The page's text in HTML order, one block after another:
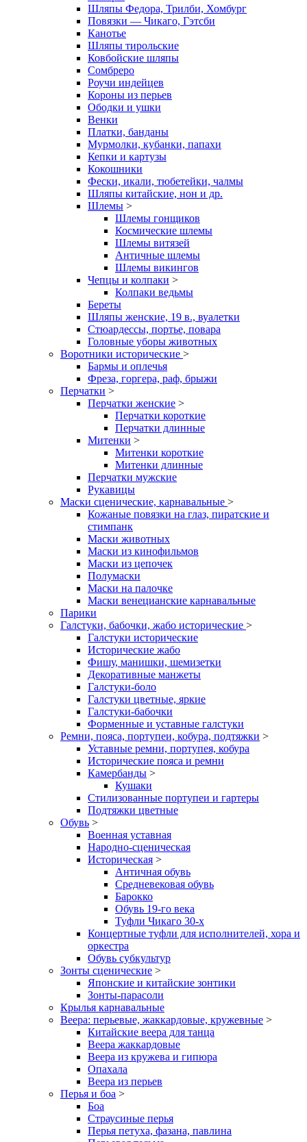
Шляпы Федора, Трилби, Хомбург
Повязки — Чикаго, Гэтсби
Канотье
Шляпы тирольские
Ковбойские шляпы
Сомбреро
Роучи индейцев
Короны из перьев
Ободки и ушки
Венки
Платки, банданы
Мурмолки, кубанки, папахи
Кепки и картузы
Кокошники
Фески, икали, тюбетейки, чалмы
Шляпы китайские, нон и др.
Шлемы >
Шлемы гонщиков
Космические шлемы
Шлемы витязей
Античные шлемы
Шлемы викингов
Чепцы и колпаки >
Колпаки ведьмы
Береты
Шляпы женские, 19 в., вуалетки
Стюардессы, портье, повара
Головные уборы животных
Воротники исторические >
Бармы и оплечья
Фреза, горгера, раф, брыжи
Перчатки >
Перчатки женские >
Перчатки короткие
Перчатки длинные
Митенки >
Митенки короткие
Митенки длинные
Перчатки мужские
Рукавицы
Маски сценические, карнавальные >
Кожаные повязки на глаз, пиратские и
стимпанк
Маски животных
Маски из кинофильмов
Маски из цепочек
Полумаски
Маски на палочке
Маски венецианские карнавальные
Парики
Галстуки, бабочки, жабо исторические >
Галстуки исторические
Исторические жабо
Фишу, манишки, шемизетки
Декоративные манжеты
Галстуки-боло
Галстуки цветные, яркие
Галстуки-бабочки
Форменные и уставные галстуки
Ремни, пояса, портупеи, кобура, подтяжки >
Уставные ремни, портупея, кобура
Исторические пояса и ремни
Камербанды >
Кушаки
Стилизованные портупеи и гартеры
Подтяжки цветные
Обувь >
Военная уставная
Народно-сценическая
Историческая >
Античная обувь
Средневековая обувь
Барокко
Обувь 19-го века
Туфли Чикаго 30-х
Концертные туфли для исполнителей, хора и
оркестра
Обувь субкультур
Зонты сценические >
Японские и китайские зонтики
Зонты-парасоли
Крылья карнавальные
Веера: перьевые, жаккардовые, кружевные >
Китайские веера для танца
Веера жаккардовые
Веера из кружева и гипюра
Опахала
Веера из перьев
Перья и боа >
Боа
Страусиные перья
Перья петуха, фазана, павлина